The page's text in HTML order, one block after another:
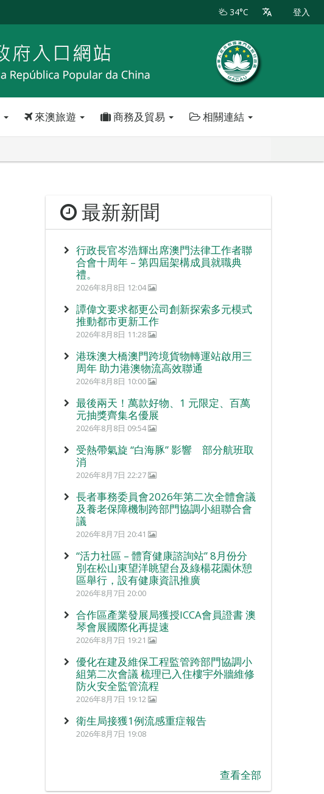
34°C 登入
來澳旅遊 商務及貿易 相關連結
最新新聞
行政長官岑浩輝出席澳門法律工作者聯
合會十周年 – 第四屆架構成員就職典
禮。
2026年8月8日 12:04
譚偉文要求都更公司創新探索多元模式
推動都市更新工作
2026年8月8日 11:28
港珠澳大橋澳門跨境貨物轉運站啟用三
周年 助力港澳物流高效聯通
2026年8月8日 10:00
最後兩天！萬款好物、1 元限定、百萬
元抽獎齊集名優展
2026年8月8日 09:54
受熱帶氣旋 “白海豚” 影響 部分航班取
消
2026年8月7日 22:27
長者事務委員會2026年第二次全體會議
及養老保障機制跨部門協調小組聯合會
議
2026年8月7日 20:41
“活力社區 – 體育健康諮詢站” 8月份分
別在松山東望洋眺望台及綠楊花園休憩
區舉行，設有健康資訊推廣
2026年8月7日 20:00
合作區產業發展局獲授ICCA會員證書 澳
琴會展國際化再提速
2026年8月7日 19:21
優化在建及維保工程監管跨部門協調小
組第二次會議 梳理已入住樓宇外牆維修
防火安全監管流程
2026年8月7日 19:12
衛生局接獲1例流感重症報告
2026年8月7日 19:08
查看全部